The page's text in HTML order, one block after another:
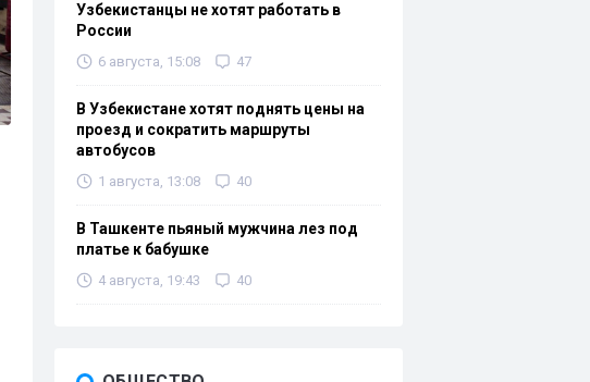
Узбекистанцы не хотят работать в
России
6 августа, 15:08 47
В Узбекистане хотят поднять цены на
проезд и сократить маршруты
автобусов
1 августа, 13:08 40
В Ташкенте пьяный мужчина лез под
платье к бабушке
4 августа, 19:43 40